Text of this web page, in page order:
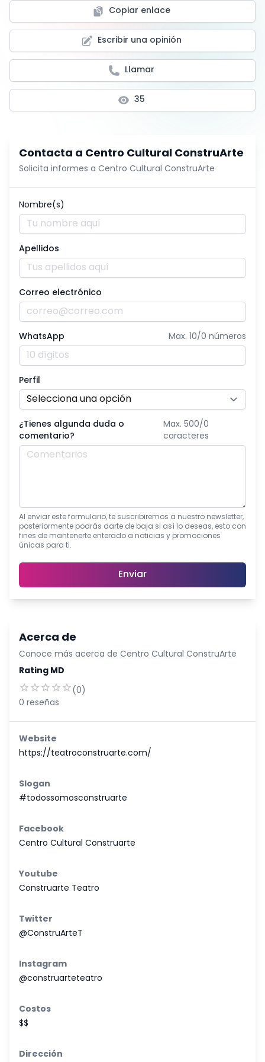
Copiar enlace
Escribir una opinión
Llamar
35
Acerca de
Conoce más acerca de Centro Cultural ConstruArte
Rating MD
(0 )
0 reseñas
Website
https://teatroconstruarte.com/
Slogan
#todossomosconstruarte
Facebook
Centro Cultural Construarte
Youtube
Construarte Teatro
Twitter
@ConstruArteT
Instagram
@construarteteatro
Costos
$$
Dirección
Contacta a Centro Cultural ConstruArte
Solicita informes a Centro Cultural ConstruArte
Nombre(s)
Apellidos
Correo electrónico
WhatsApp Max. 10/0 números
Perfil
¿Tienes algunda duda o
comentario?
Max. 500/0
caracteres
Al enviar este formulario, te suscribiremos a nuestro newsletter,
posteriormente podrás darte de baja si así lo deseas, esto con
fines de mantenerte enterado a noticias y promociones
únicas para ti.
Enviar